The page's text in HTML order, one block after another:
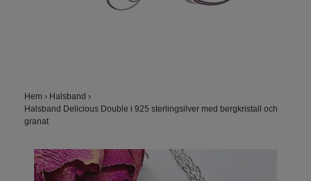
Hem › Halsband ›
Halsband Delicious Double i 925 sterlingsilver med bergkristall och
granat